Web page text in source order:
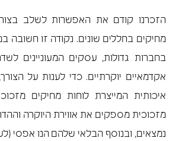
הזכרנו קודם את האפשרות לשלב
מחיקים בחללים שונים. נקודה זו חשובה
בחברות גדולות, עסקים המעוניינים
אקדמאיים יוקרתיים. כדי לענות על
איכותית המייצרת לוחות מחיקים
מזכוכית מספקים את אווירת היוקרה
נמצאים, ובנוסף הבלאי שלהם הנו אפסי